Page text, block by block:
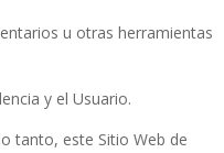
u otras herramientas
y el Usuario.
tanto, este Sitio Web de